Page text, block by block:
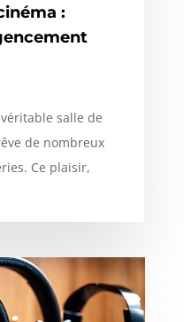
:
salle de
de nombreux
Ce plaisir,